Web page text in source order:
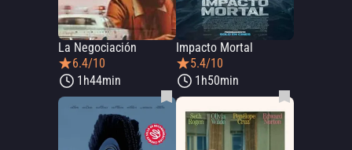
La Negociación
6.4/10
1h44min
Impacto Mortal
5.4/10
1h50min